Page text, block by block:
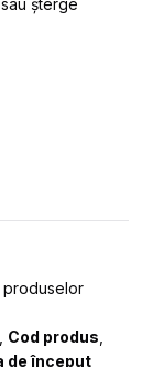
șterge
produselor
Cod produs
de început